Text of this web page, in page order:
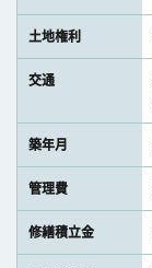
土地権利
交通
築年月
管理費
修繕積立金